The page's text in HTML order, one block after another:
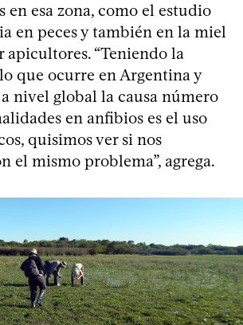
en esa zona, como el estudio
en peces y también en la miel
“Teniendo la
que ocurre en Argentina y
nivel global la causa número
en anfibios es el uso
quisimos ver si nos
el mismo problema”, agrega.